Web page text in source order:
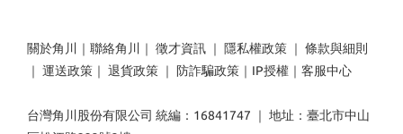
關於角川 ｜ 聯絡角川 ｜ 徵才資訊 ｜ 隱私權政策 ｜ 條款與細則
｜ 運送政策 ｜ 退貨政策 ｜ 防詐騙政策 ｜ IP授權 ｜ 客服中心
台灣角川股份有限公司 統編：16841747 ｜ 地址：臺北市中山